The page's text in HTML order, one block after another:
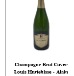
Champagne Brut Cuvée
Louis Hurtebisse - Alain